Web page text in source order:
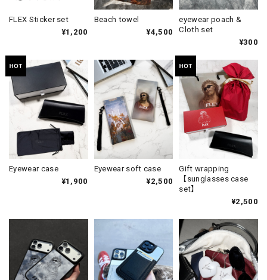
FLEX Sticker set
¥1,200
Beach towel
¥4,500
eyewear poach &
Cloth set
¥300
Eyewear case
¥1,900
Eyewear soft case
¥2,500
Gift wrapping
【sunglasses case
set】
¥2,500